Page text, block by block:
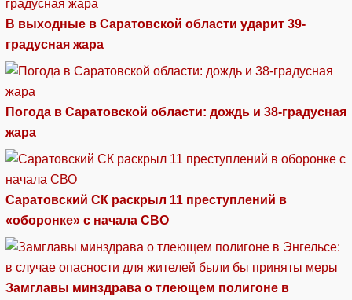
В выходные в Саратовской области ударит 39-
градусная жара
Погода в Саратовской области: дождь и 38-градусная
жара
Саратовский СК раскрыл 11 преступлений в
«оборонке» с начала СВО
Замглавы минздрава о тлеющем полигоне в